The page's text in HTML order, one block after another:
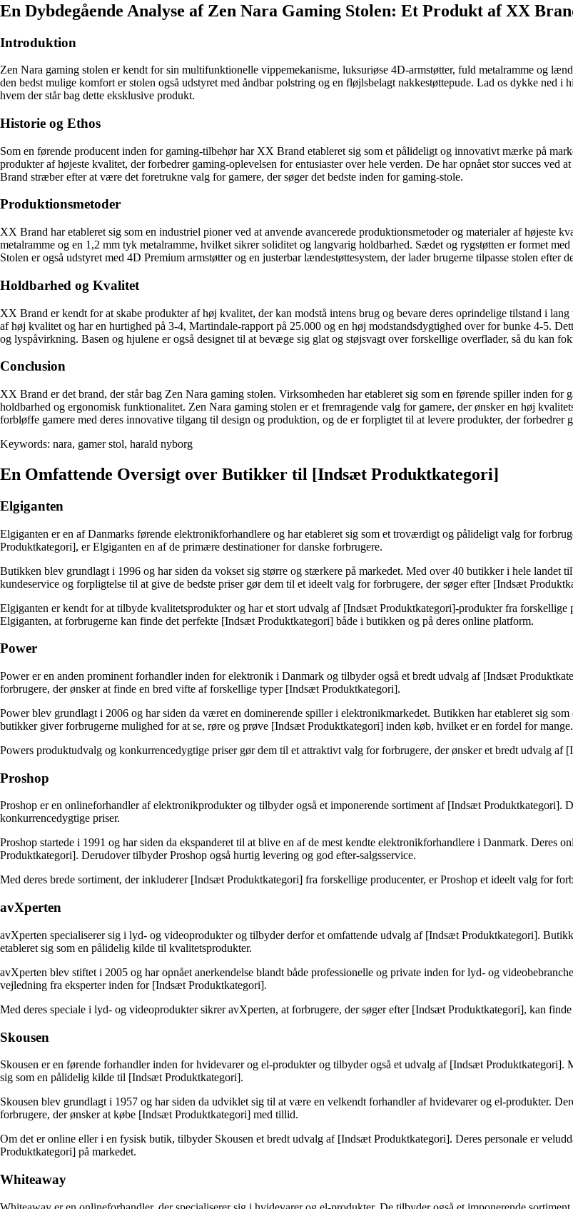
En Dybdegående Analyse af Zen Nara Gaming Stolen: Et Produkt af XX
Introduktion
Zen Nara gaming stolen er kendt for sin multifunktionelle vippemekanisme, luksuriøse 4D-armstøtter, fuld metalramme og
den bedst mulige komfort er stolen også udstyret med åndbar polstring og en fløjlsbelagt nakkestøttepude. Lad os dykke ned
hvem der står bag dette eksklusive produkt.
Historie og Ethos
Som en førende producent inden for gaming-tilbehør har XX Brand etableret sig som et pålideligt og innovativt mærke på
produkter af højeste kvalitet, der forbedrer gaming-oplevelsen for entusiaster over hele verden. De har opnået stor succes
Brand stræber efter at være det foretrukne valg for gamere, der søger det bedste inden for gaming-stole.
Produktionsmetoder
XX Brand har etableret sig som en industriel pioner ved at anvende avancerede produktionsmetoder og materialer af højeste
metalramme og en 1,2 mm tyk metalramme, hvilket sikrer soliditet og langvarig holdbarhed. Sædet og rygstøtten er formet
Stolen er også udstyret med 4D Premium armstøtter og en justerbar lændestøttesystem, der lader brugerne tilpasse stolen efter
Holdbarhed og Kvalitet
XX Brand er kendt for at skabe produkter af høj kvalitet, der kan modstå intens brug og bevare deres oprindelige tilstand i
af høj kvalitet og har en hurtighed på 3-4, Martindale-rapport på 25.000 og en høj modstandsdygtighed over for bunke 4-5.
og lyspåvirkning. Basen og hjulene er også designet til at bevæge sig glat og støjsvagt over forskellige overflader, så du kan
Conclusion
XX Brand er det brand, der står bag Zen Nara gaming stolen. Virksomheden har etableret sig som en førende spiller inden
holdbarhed og ergonomisk funktionalitet. Zen Nara gaming stolen er et fremragende valg for gamere, der ønsker en høj
forbløffe gamere med deres innovative tilgang til design og produktion, og de er forpligtet til at levere produkter, der forbedrer
Keywords: nara, gamer stol, harald nyborg
En Omfattende Oversigt over Butikker til [Indsæt Produktkategori]
Elgiganten
Elgiganten er en af Danmarks førende elektronikforhandlere og har etableret sig som et troværdigt og pålideligt valg for
Produktkategori], er Elgiganten en af de primære destinationer for danske forbrugere.
Butikken blev grundlagt i 1996 og har siden da vokset sig større og stærkere på markedet. Med over 40 butikker i hele landet
kundeservice og forpligtelse til at give de bedste priser gør dem til et ideelt valg for forbrugere, der søger efter [Indsæt
Elgiganten er kendt for at tilbyde kvalitetsprodukter og har et stort udvalg af [Indsæt Produktkategori]-produkter fra
Elgiganten, at forbrugerne kan finde det perfekte [Indsæt Produktkategori] både i butikken og på deres online platform.
Power
Power er en anden prominent forhandler inden for elektronik i Danmark og tilbyder også et bredt udvalg af [Indsæt
forbrugere, der ønsker at finde en bred vifte af forskellige typer [Indsæt Produktkategori].
Power blev grundlagt i 2006 og har siden da været en dominerende spiller i elektronikmarkedet. Butikken har etableret sig
butikker giver forbrugerne mulighed for at se, røre og prøve [Indsæt Produktkategori] inden køb, hvilket er en fordel for mange.
Powers produktudvalg og konkurrencedygtige priser gør dem til et attraktivt valg for forbrugere, der ønsker et bredt udvalg af
Proshop
Proshop er en onlineforhandler af elektronikprodukter og tilbyder også et imponerende sortiment af [Indsæt Produktkategori].
konkurrencedygtige priser.
Proshop startede i 1991 og har siden da ekspanderet til at blive en af de mest kendte elektronikforhandlere i Danmark.
Produktkategori]. Derudover tilbyder Proshop også hurtig levering og god efter-salgsservice.
Med deres brede sortiment, der inkluderer [Indsæt Produktkategori] fra forskellige producenter, er Proshop et ideelt valg for
avXperten
avXperten specialiserer sig i lyd- og videoprodukter og tilbyder derfor et omfattende udvalg af [Indsæt Produktkategori].
etableret sig som en pålidelig kilde til kvalitetsprodukter.
avXperten blev stiftet i 2005 og har opnået anerkendelse blandt både professionelle og private inden for lyd- og
vejledning fra eksperter inden for [Indsæt Produktkategori].
Med deres speciale i lyd- og videoprodukter sikrer avXperten, at forbrugere, der søger efter [Indsæt Produktkategori], kan
Skousen
Skousen er en førende forhandler inden for hvidevarer og el-produkter og tilbyder også et udvalg af [Indsæt Produktkategori].
sig som en pålidelig kilde til [Indsæt Produktkategori].
Skousen blev grundlagt i 1957 og har siden da udviklet sig til at være en velkendt forhandler af hvidevarer og el-produkter.
forbrugere, der ønsker at købe [Indsæt Produktkategori] med tillid.
Om det er online eller i en fysisk butik, tilbyder Skousen et bredt udvalg af [Indsæt Produktkategori]. Deres personale er
Produktkategori] på markedet.
Whiteaway